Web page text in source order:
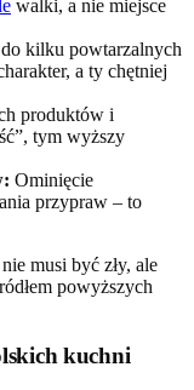
walki, a nie miejsce
kilku powtarzalnych
a ty chętniej
produktów i
tym wyższy
Ominięcie
przypraw – to
nie musi być zły, ale
powyższych
kuchni